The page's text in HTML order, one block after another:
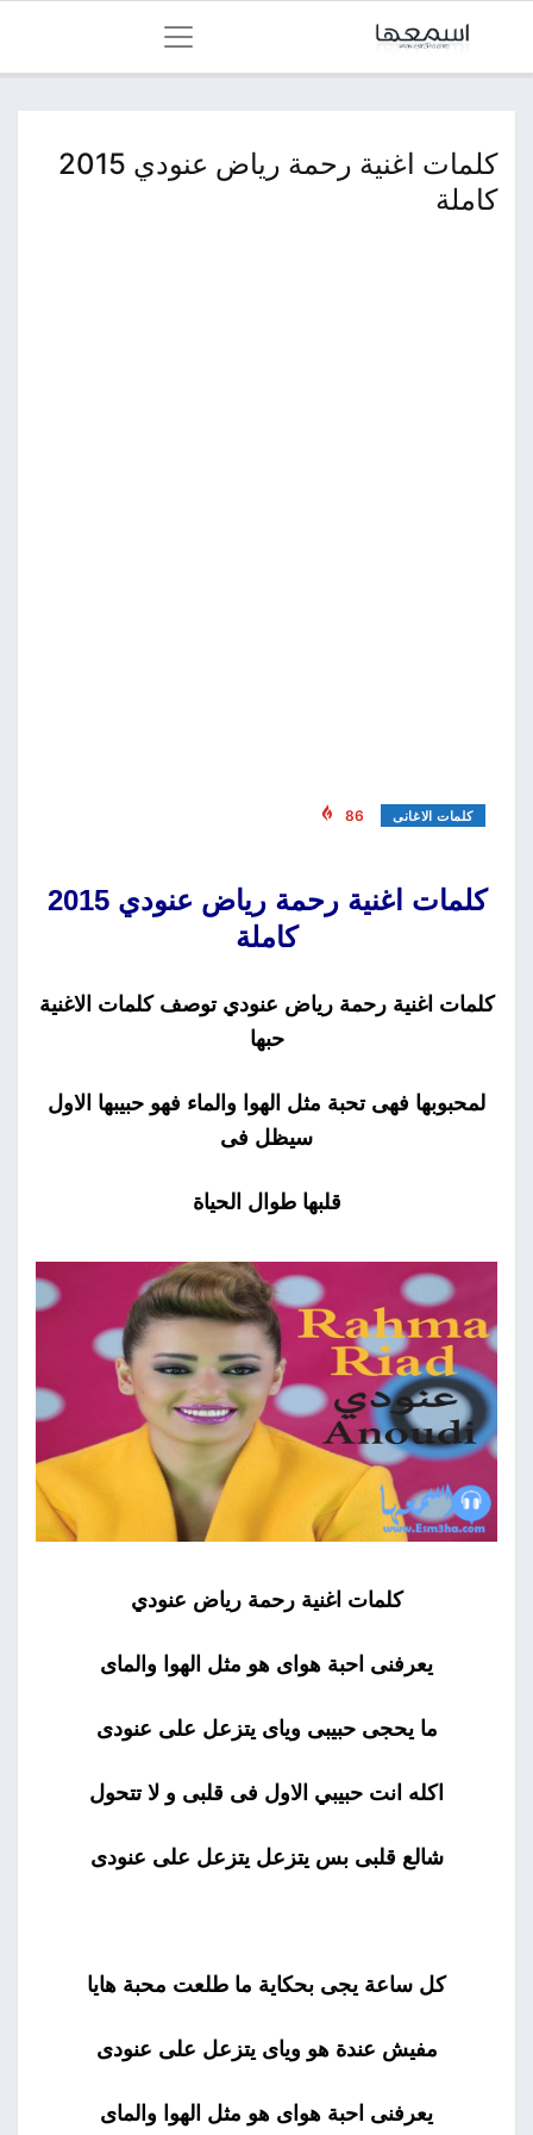
كلمات اغنية رحمة رياض عنودي 2015
كاملة
كلمات الاغانى 86
كلمات اغنية رحمة رياض عنودي 2015
كاملة
كلمات اغنية رحمة رياض عنودي توصف كلمات الاغنية
حبها
لمحبوبها فهى تحبة مثل الهوا والماء فهو حبيبها الاول
سيظل فى
قلبها طوال الحياة
كلمات اغنية رحمة رياض عنودي
يعرفنى احبة هواى هو مثل الهوا والماى
ما يحجى حبيبى وياى يتزعل على عنودى
اكله انت حبيبي الاول فى قلبى و لا تتحول
شالع قلبى بس يتزعل يتزعل على عنودى
كل ساعة يجى بحكاية ما طلعت محبة هايا
مفيش عندة هو وياى يتزعل على عنودى
يعرفنى احبة هواى هو مثل الهوا والماى